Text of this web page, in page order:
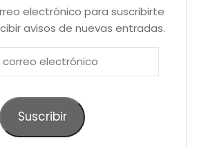
electrónico para suscribirte
avisos de nuevas entradas.
Suscribir